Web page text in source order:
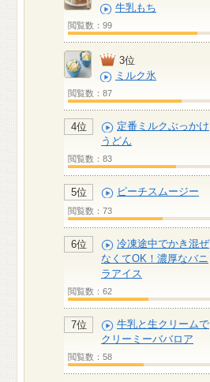
牛乳もち
閲覧数：99
3位
ミルク氷
閲覧数：87
4位
定番ミルクぶっかけ
うどん
閲覧数：83
5位 ピーチスムージー
閲覧数：73
6位
冷凍途中でかき混ぜ
なくてOK！濃厚なバニ
ラアイス
閲覧数：62
7位
牛乳と生クリームで
クリーミーババロア
閲覧数：58